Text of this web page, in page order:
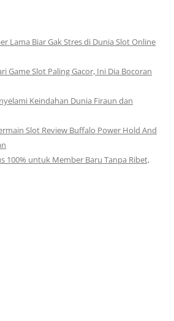
Lama Biar Gak Stres di Dunia Slot Online
Game Slot Paling Gacor, Ini Dia Bocoran
Keindahan Dunia Firaun dan
Slot Review Buffalo Power Hold And
100% untuk Member Baru Tanpa Ribet,